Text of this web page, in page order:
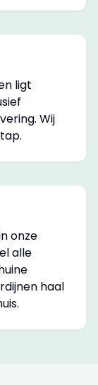
ligt
Wij
onze
alle
haal